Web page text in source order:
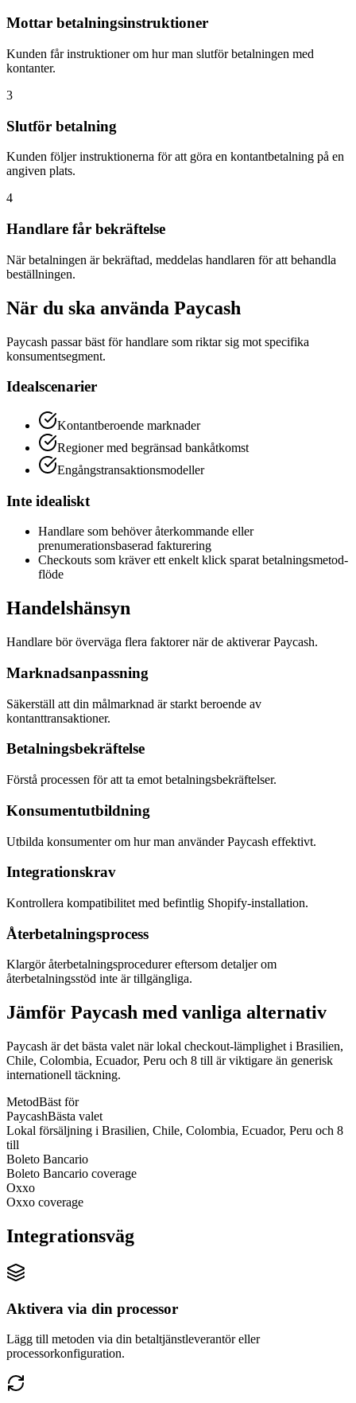
Mottar betalningsinstruktioner
Kunden får instruktioner om hur man slutför betalningen med
kontanter.
3
Slutför betalning
Kunden följer instruktionerna för att göra en kontantbetalning på en
angiven plats.
4
Handlare får bekräftelse
När betalningen är bekräftad, meddelas handlaren för att behandla
beställningen.
När du ska använda Paycash
Paycash passar bäst för handlare som riktar sig mot specifika
konsumentsegment.
Idealscenarier
Kontantberoende marknader
Regioner med begränsad bankåtkomst
Engångstransaktionsmodeller
Inte idealiskt
Handlare som behöver återkommande eller
prenumerationsbaserad fakturering
Checkouts som kräver ett enkelt klick sparat betalningsmetod-
flöde
Handelshänsyn
Handlare bör överväga flera faktorer när de aktiverar Paycash.
Marknadsanpassning
Säkerställ att din målmarknad är starkt beroende av
kontanttransaktioner.
Betalningsbekräftelse
Förstå processen för att ta emot betalningsbekräftelser.
Konsumentutbildning
Utbilda konsumenter om hur man använder Paycash effektivt.
Integrationskrav
Kontrollera kompatibilitet med befintlig Shopify-installation.
Återbetalningsprocess
Klargör återbetalningsprocedurer eftersom detaljer om
återbetalningsstöd inte är tillgängliga.
Jämför Paycash med vanliga alternativ
Paycash är det bästa valet när lokal checkout-lämplighet i Brasilien,
Chile, Colombia, Ecuador, Peru och 8 till är viktigare än generisk
internationell täckning.
MetodBäst för
PaycashBästa valet
Lokal försäljning i Brasilien, Chile, Colombia, Ecuador, Peru och 8
till
Boleto Bancario
Boleto Bancario coverage
Oxxo
Oxxo coverage
Integrationsväg
Aktivera via din processor
Lägg till metoden via din betaltjänstleverantör eller
processorkonfiguration.